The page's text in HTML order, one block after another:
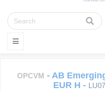
OPCVM - AB
EUR H -